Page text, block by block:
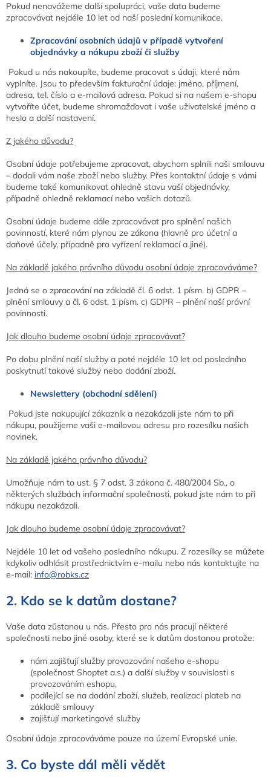
Pokud nenavážeme další spolupráci, vaše data budeme
zpracovávat nejdéle 10 let od naší poslední komunikace.
Zpracování osobních údajů v případě vytvoření
objednávky a nákupu zboží či služby
Pokud u nás nakoupíte, budeme pracovat s údaji, které nám
vyplníte. Jsou to především fakturační údaje: jméno, příjmení,
adresa, tel. číslo a e-mailová adresa. Pokud si na našem e-shopu
vytvoříte účet, budeme shromažďovat i vaše uživatelské jméno a
heslo a další nastavení.
Z jakého důvodu?
Osobní údaje potřebujeme zpracovat, abychom splnili naši smlouvu
– dodali vám naše zboží nebo služby. Přes kontaktní údaje s vámi
budeme také komunikovat ohledně stavu vaší objednávky,
případně ohledně reklamací nebo vašich dotazů.
Osobní údaje budeme dále zpracovávat pro splnění našich
povinností, které nám plynou ze zákona (hlavně pro účetní a
daňové účely, případně pro vyřízení reklamací a jiné).
Na základě jakého právního důvodu osobní údaje zpracováváme?
Jedná se o zpracování na základě čl. 6 odst. 1 písm. b) GDPR –
plnění smlouvy a čl. 6 odst. 1 písm. c) GDPR – plnění naší právní
povinnosti.
Jak dlouho budeme osobní údaje zpracovávat?
Po dobu plnění naší služby a poté nejdéle 10 let od posledního
poskytnutí takové služby nebo dodání zboží.
Newslettery (obchodní sdělení)
Pokud jste nakupující zákazník a nezakázali jste nám to při
nákupu, použijeme vaši e-mailovou adresu pro rozesílku našich
novinek.
Na základě jakého právního důvodu?
Umožňuje nám to ust. § 7 odst. 3 zákona č. 480/2004 Sb., o
některých službách informační společnosti, pokud jste nám to při
nákupu nezakázali.
Jak dlouho budeme osobní údaje zpracovávat?
Nejdéle 10 let od vašeho posledního nákupu. Z rozesílky se můžete
kdykoliv odhlásit prostřednictvím e-mailu nebo nás kontaktujte na
e-mail: info@robks.cz
2. Kdo se k datům dostane?
Vaše data zůstanou u nás. Přesto pro nás pracují některé
společnosti nebo jiné osoby, které se k datům dostanou protože:
nám zajišťují služby provozování našeho e-shopu
(společnost Shoptet a.s.) a další služby v souvislosti s
provozováním eshopu,
podílející se na dodání zboží, služeb, realizaci plateb na
základě smlouvy
zajišťují marketingové služby
Osobní údaje zpracováváme pouze na území Evropské unie.
3. Co byste dál měli vědět